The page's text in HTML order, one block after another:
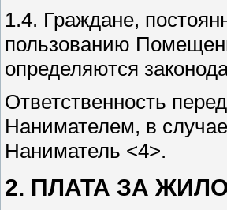
1.4. Граждане,
пользованию
определяются
Ответственность
Нанимателем, в
Наниматель <4>.
2. ПЛАТА ЗА